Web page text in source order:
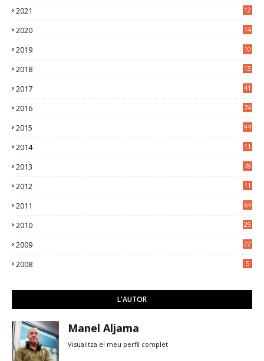
2021
12
2020
14
2019
10
2018
13
2017 41
2016 74
2015 94
2014
11
2013 78
2012
11
2011 64
2010 29
2009 22
2008 5
L'AUTOR
Manel Aljama
Visualitza el meu perfil complet